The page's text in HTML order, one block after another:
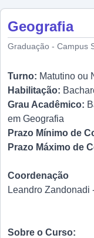
Geografia
Graduação - Campus
Turno: Matutino ou
Habilitação:
Grau Acadêmico:
em Geografia
Prazo Mínimo de
Prazo Máximo de
Coordenação
Leandro Zandonadi
Sobre o Curso: